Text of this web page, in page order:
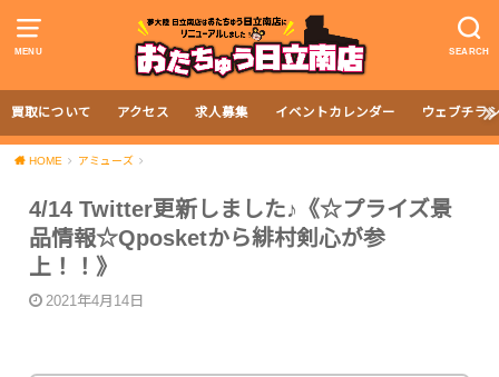
MENU SEARCH
買取について アクセス 求人募集 イベントカレンダー ウェブチラ
HOME アミューズ
4/14 Twitter更新しました♪《☆プライズ景
品情報☆Qposketから緋村剣心が参
上！！》
2021年4月14日